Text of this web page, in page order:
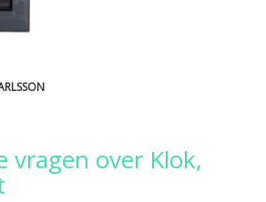
vragen over Klok,